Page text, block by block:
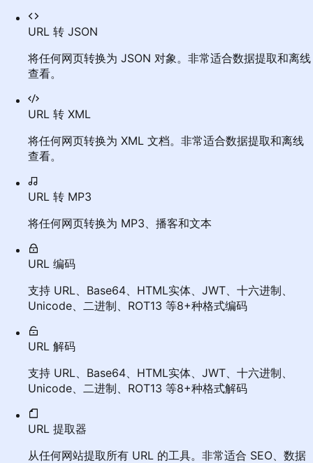
URL 转 JSON
将任何网页转换为 JSON 对象。非常适合数据提取和离线
查看。
URL 转 XML
将任何网页转换为 XML 文档。非常适合数据提取和离线
查看。
URL 转 MP3
将任何网页转换为 MP3、播客和文本
URL 编码
支持 URL、Base64、HTML实体、JWT、十六进制、
Unicode、二进制、ROT13 等8+种格式编码
URL 解码
支持 URL、Base64、HTML实体、JWT、十六进制、
Unicode、二进制、ROT13 等8+种格式解码
URL 提取器
从任何网站提取所有 URL 的工具。非常适合 SEO、数据